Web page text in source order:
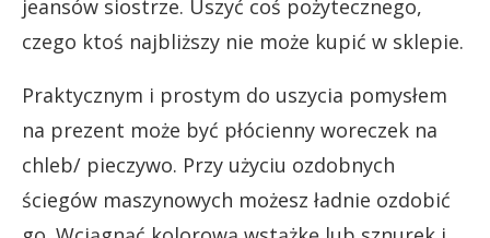
jeansów siostrze. Uszyć coś pożytecznego,
czego ktoś najbliższy nie może kupić w sklepie.
Praktycznym i prostym do uszycia pomysłem
na prezent może być płócienny woreczek na
chleb/ pieczywo. Przy użyciu ozdobnych
ściegów maszynowych możesz ładnie ozdobić